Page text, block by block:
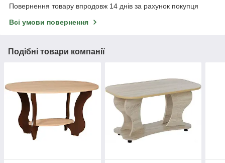
Повернення товару впродовж 14 днів за рахунок покупця
Всі умови повернення
Подібні товари компанії